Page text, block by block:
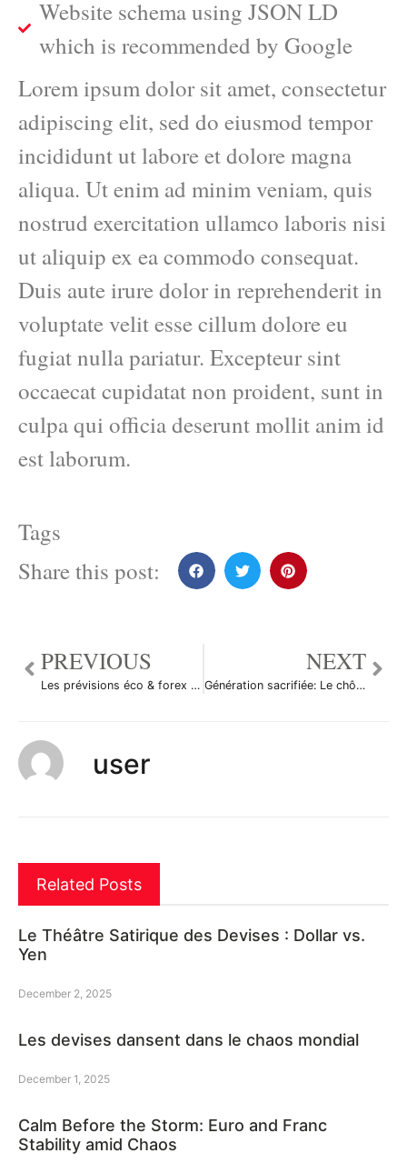
Website schema using JSON LD
which is recommended by Google
Lorem ipsum dolor sit amet, consectetur
adipiscing elit, sed do eiusmod tempor
incididunt ut labore et dolore magna
aliqua. Ut enim ad minim veniam, quis
nostrud exercitation ullamco laboris nisi
ut aliquip ex ea commodo consequat.
Duis aute irure dolor in reprehenderit in
voluptate velit esse cillum dolore eu
fugiat nulla pariatur. Excepteur sint
occaecat cupidatat non proident, sunt in
culpa qui officia deserunt mollit anim id
est laborum.
Tags
Share this post:
PREVIOUS
Les prévisions éco & forex du 8 janvier 2014
NEXT
Génération sacrifiée: Le chômage des jeunes en France au plus haut
user
Related Posts
Le Théâtre Satirique des Devises : Dollar vs.
Yen
December 2, 2025
Les devises dansent dans le chaos mondial
December 1, 2025
Calm Before the Storm: Euro and Franc
Stability amid Chaos